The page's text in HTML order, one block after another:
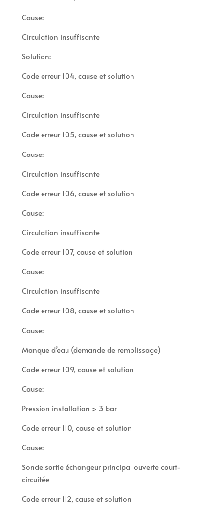
Cause:
Circulation insuffisante
Solution:
Code erreur 104, cause et solution
Cause:
Circulation insuffisante
Code erreur 105, cause et solution
Cause:
Circulation insuffisante
Code erreur 106, cause et solution
Cause:
Circulation insuffisante
Code erreur 107, cause et solution
Cause:
Circulation insuffisante
Code erreur 108, cause et solution
Cause:
Manque d’eau (demande de remplissage)
Code erreur 109, cause et solution
Cause:
Pression installation > 3 bar
Code erreur 110, cause et solution
Cause:
Sonde sortie échangeur principal ouverte court-
circuitée
Code erreur 112, cause et solution